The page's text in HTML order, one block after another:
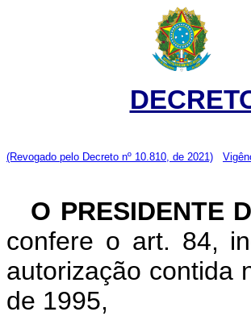
(Revogado pelo Decreto nº 10.810, de 2021)
O PRESIDENTE
confere o art. 84,
autorização contida
de 1995,